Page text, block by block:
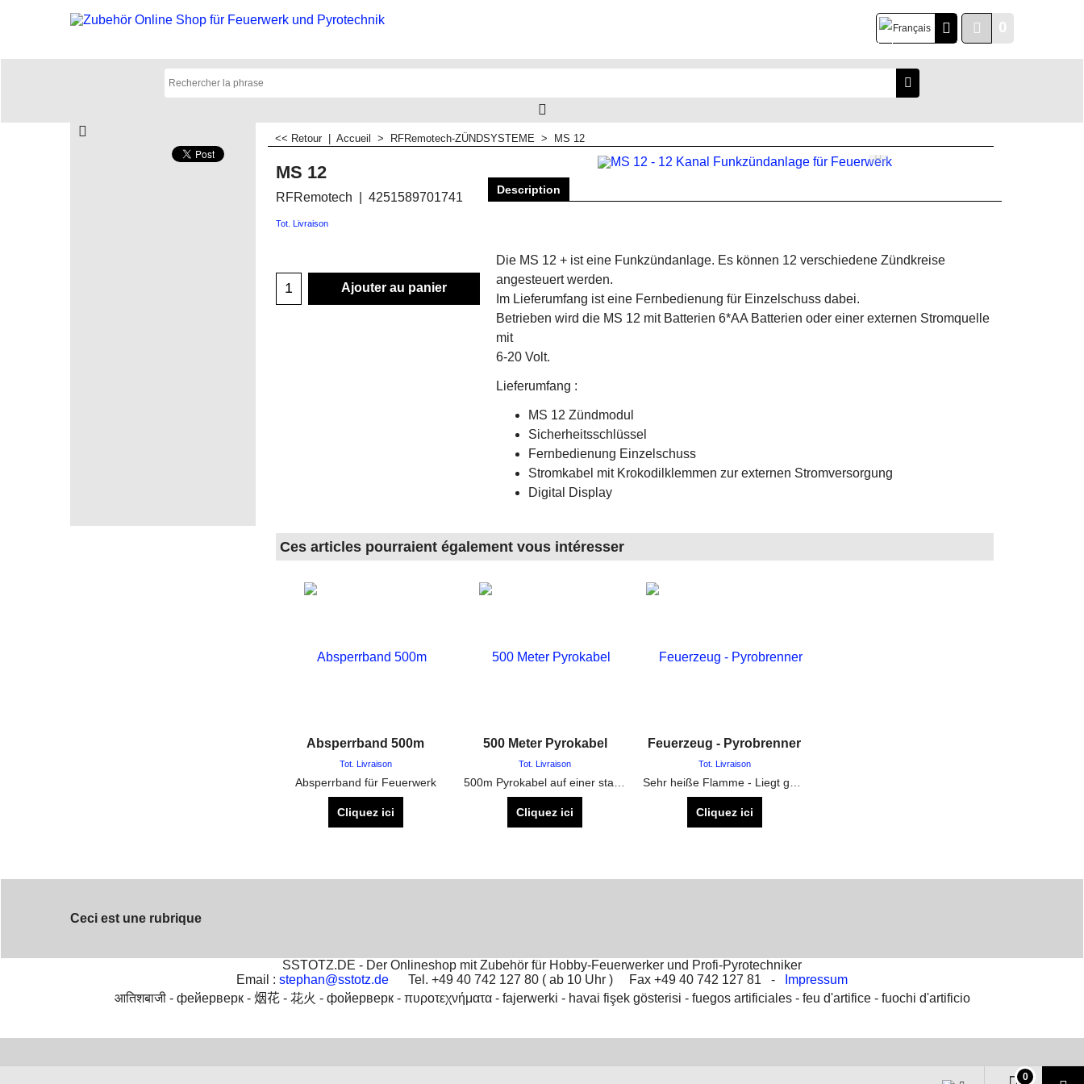
0
Français
<< Retour Accueil > RFRemotech-ZÜNDSYSTEME > MS 12
MS 12
RFRemotech 4251589701741
Tot. Livraison
Ajouter au panier
Description
Die MS 12 + ist eine Funkzündanlage. Es können 12 verschiedene Zündkreise
angesteuert werden.
Im Lieferumfang ist eine Fernbedienung für Einzelschuss dabei.
Betrieben wird die MS 12 mit Batterien 6*AA Batterien oder einer externen Stromquelle
mit
6-20 Volt.
Lieferumfang :
MS 12 Zündmodul
Sicherheitsschlüssel
Fernbedienung Einzelschuss
Stromkabel mit Krokodilklemmen zur externen Stromversorgung
Digital Display
Ces articles pourraient également vous intéresser
Absperrband 500m
Tot. Livraison
Absperrband für Feuerwerk
Cliquez ici
500 Meter Pyrokabel
Tot. Livraison
500m Pyrokabel auf einer stabilen Rolle, zum verlängern von Elektrozündern
Cliquez ici
Feuerzeug - Pyrobrenner
Tot. Livraison
Sehr heiße Flamme - Liegt gut in der Hand - Nachfüllbar mit normalem Feuerzeuggas
Cliquez ici
Ceci est une rubrique
SSTOTZ.DE - Der Onlineshop mit Zubehör für Hobby-Feuerwerker und Profi-Pyrotechniker
Email : stephan@sstotz.de Tel. +49 40 742 127 80 ( ab 10 Uhr ) Fax +49 40 742 127 81 -
Impressum
आतिशबाजी - фейерверк - 烟花 - 花火 - фойерверк - πυροτεχνήματα - fajerwerki - havai fişek gösterisi - fuegos artificiales - feu d'artifice - fuochi d'artificio
0